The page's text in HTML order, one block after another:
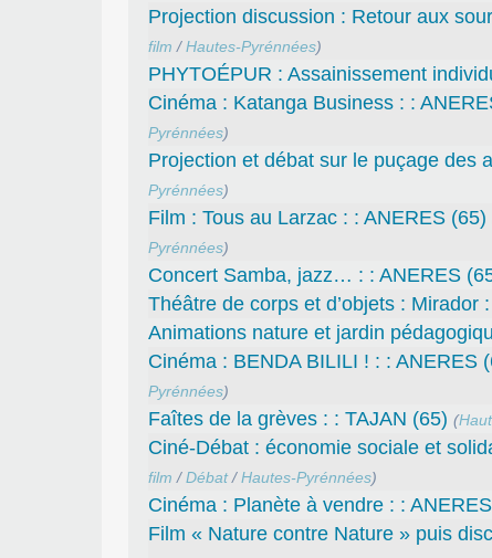
Projection discussion : Retour aux
film /Hautes-Pyrénnées)
PHYTOÉPUR : Assainissement
Cinéma : Katanga Business : :
Pyrénnées)
Projection et débat sur le puçage des
Pyrénnées)
Film : Tous au Larzac : : ANERES (65)
Pyrénnées)
Concert Samba, jazz… : : ANERES
Théâtre de corps et d’objets : Mirador
Animations nature et jardin
Cinéma : BENDA BILILI ! : : ANERES
Pyrénnées)
Faîtes de la grèves : : TAJAN (65) (
Ciné-Débat : économie sociale et
film /Débat/Hautes-Pyrénnées)
Cinéma : Planète à vendre : :
Film « Nature contre Nature » puis